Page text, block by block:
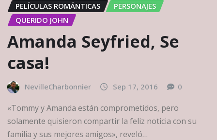
PELÍCULAS ROMÁNTICAS
PERSONAJES
QUERIDO JOHN
Amanda Seyfried, Se
casa!
NevilleCharbonnier Sep 17, 2016 0
«Tommy y Amanda están comprometidos, pero
solamente quisieron compartir la feliz noticia con su
familia y sus mejores amigos», reveló…